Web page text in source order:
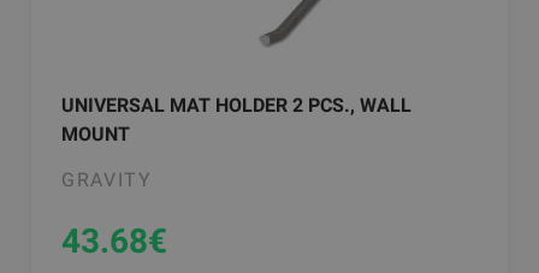
UNIVERSAL MAT HOLDER 2 PCS., WALL
MOUNT
GRAVITY
43.68€